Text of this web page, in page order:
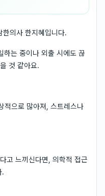
의사 한지혜입니다.
하는 중이나 외출 시에도 끊
것 같아요.
적으로 많아져, 스트레스나
고 느끼신다면, 의학적 접근
.